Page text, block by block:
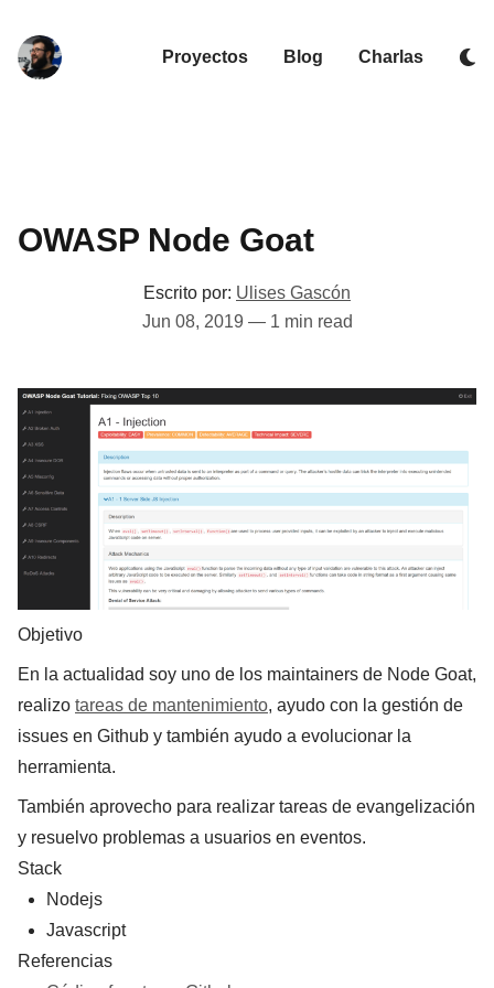
Proyectos Blog Charlas
OWASP Node Goat
Escrito por: Ulises Gascón
Jun 08, 2019 — 1 min read
Objetivo
En la actualidad soy uno de los maintainers de Node Goat,
realizo tareas de mantenimiento, ayudo con la gestión de
issues en Github y también ayudo a evolucionar la
herramienta.
También aprovecho para realizar tareas de evangelización
y resuelvo problemas a usuarios en eventos.
Stack
Nodejs
Javascript
Referencias